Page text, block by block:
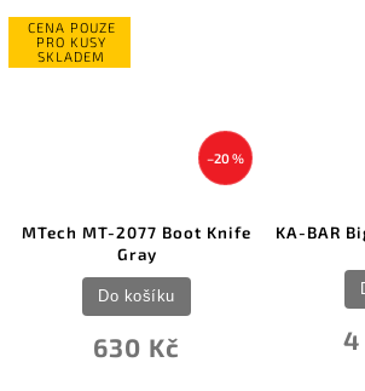
CENA POUZE
PRO KUSY
SKLADEM
–20 %
MTech MT-2077 Boot Knife
Gray
630 Kč
Do košíku
KA-BAR
4